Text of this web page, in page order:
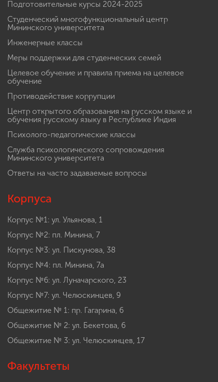
Подготовительные курсы 2024-2025
Студенческий многофункциональный центр
Мининского университета
Инженерные классы
Меры поддержки для студенческих семей
Целевое обучение и правила приема на целевое
обучение
Противодействие коррупции
Центр открытого образования на русском языке и
обучения русскому языку в Республике Индия
Психолого-педагогические классы
Служба психологического сопровождения
Мининского университета
Ответы на часто задаваемые вопросы
Корпуса
Корпус №1: ул. Ульянова, 1
Корпус №2: пл. Минина, 7
Корпус №3: ул. Пискунова, 38
Корпус №4: пл. Минина, 7а
Корпус №6: ул. Луначарского, 23
Корпус №7: ул. Челюскинцев, 9
Общежитие № 1: пр. Гагарина, 6
Общежитие № 2: ул. Бекетова, 6
Общежитие № 3: ул. Челюскинцев, 17
Факультеты